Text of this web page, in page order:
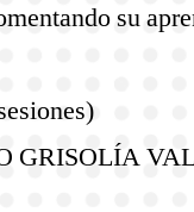
su
GRISOLÍA